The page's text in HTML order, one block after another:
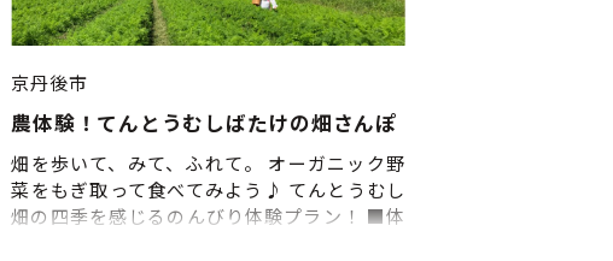
京丹後市
農体験！てんとうむしばたけの畑さんぽ
畑を歩いて、みて、ふれて。 オーガニック野
菜をもぎ取って食べてみよう♪ てんとうむし
畑の四季を感じるのんびり体験プラン！ ■体